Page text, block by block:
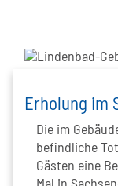
Erholung im
Die im
befindliche
Gästen eine